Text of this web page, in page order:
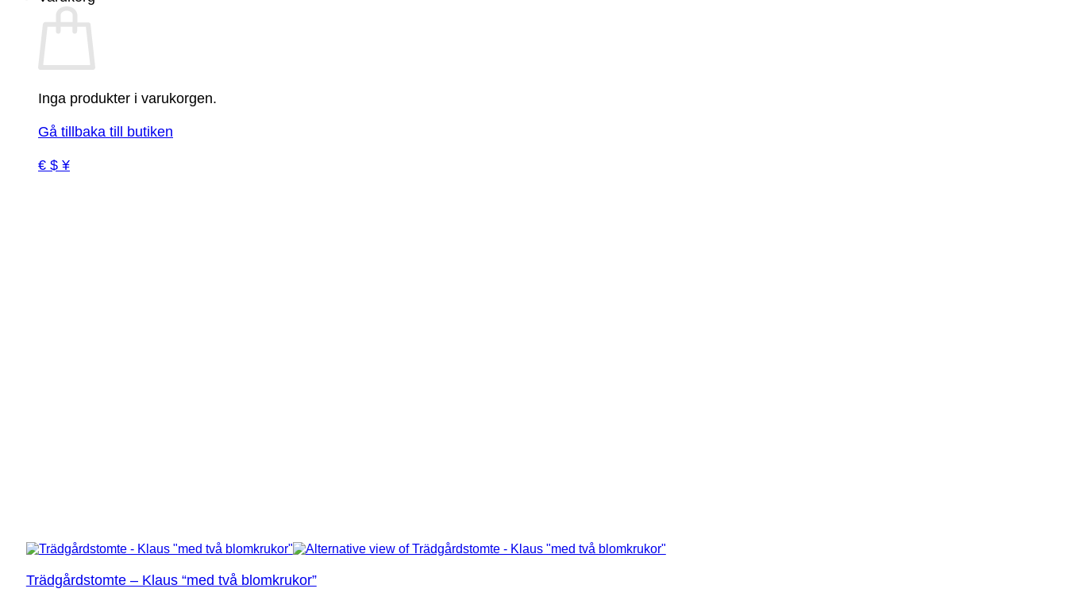
Inga produkter i varukorgen.
Gå tillbaka till butiken
€ $ ¥
Trädgårdstomte – Klaus “med två blomkrukor”